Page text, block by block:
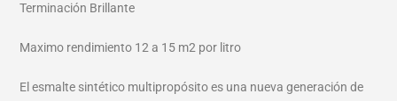
Terminación Brillante
Maximo rendimiento 12 a 15 m2 por litro
El esmalte sintético multipropósito es una nueva generación de